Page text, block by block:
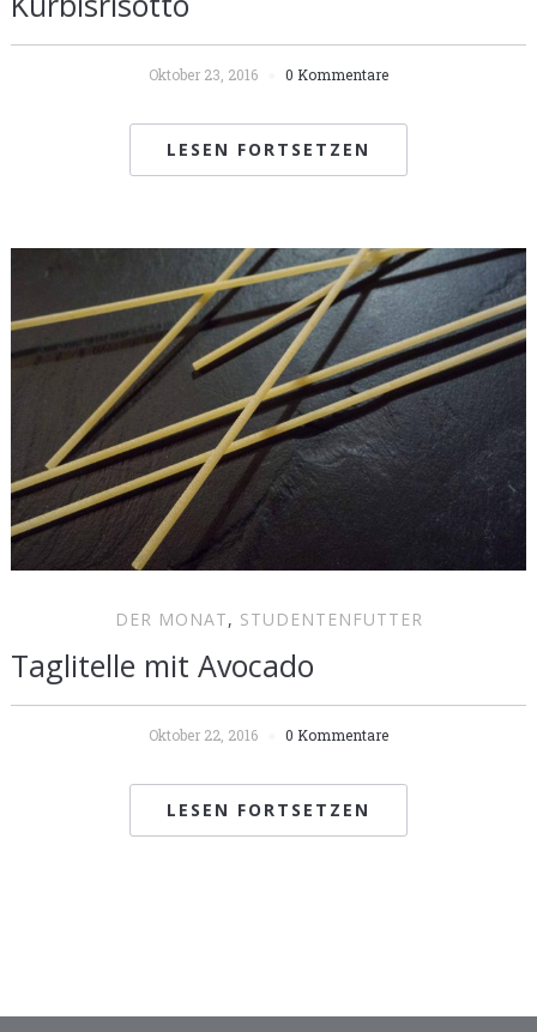
Oktober 23, 2016 0 Kommentare
LESEN FORTSETZEN
DER MONAT, STUDENTENFUTTER
Taglitelle mit Avocado
Oktober 22, 2016 0 Kommentare
LESEN FORTSETZEN